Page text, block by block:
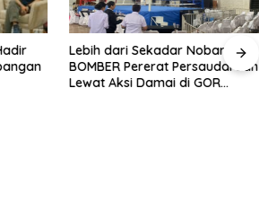
Lebih dari Sekadar Nobar:
BOMBER Pererat Persaudaraan
Lewat Aksi Damai di GOR